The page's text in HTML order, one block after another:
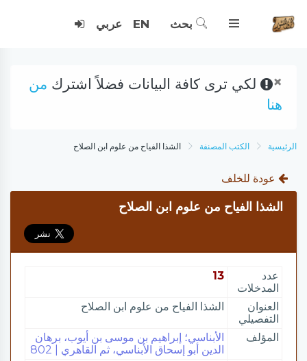
بحث EN عربي
× لكي ترى كافة البيانات فضلاً اشترك من
هنا
الرئيسية الكتب المصنفة الشذا الفياح من علوم ابن الصلاح
عودة للخلف
الشذا الفياح من علوم ابن الصلاح
عدد
المدخلات
13
العنوان
التفصيلي
الشذا الفياح من علوم ابن الصلاح
المؤلف
الأبناسي؛ إبراهيم بن موسى بن أيوب، برهان
الدين أبو إسحاق الأبناسي، ثم القاهري | 802